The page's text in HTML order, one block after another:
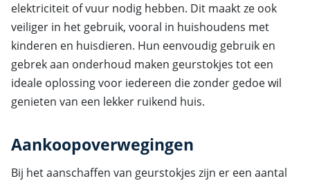
elektriciteit of vuur nodig hebben. Dit maakt ze ook
veiliger in het gebruik, vooral in huishoudens met
kinderen en huisdieren. Hun eenvoudig gebruik en
gebrek aan onderhoud maken geurstokjes tot een
ideale oplossing voor iedereen die zonder gedoe wil
genieten van een lekker ruikend huis.
Aankoopoverwegingen
Bij het aanschaffen van geurstokjes zijn er een aantal